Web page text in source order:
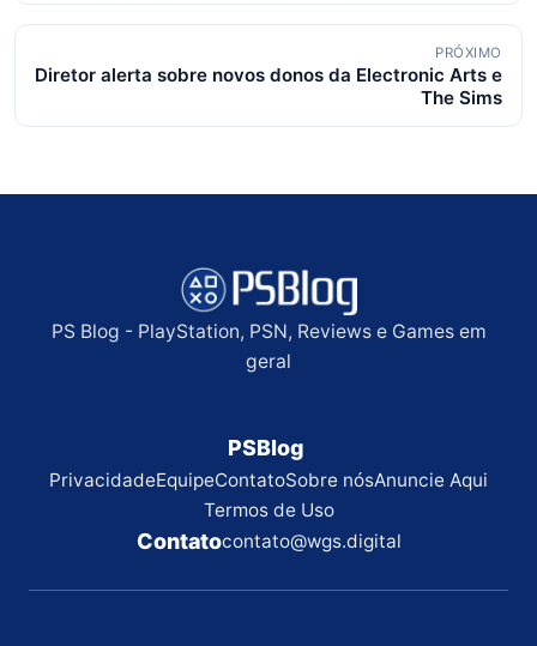
posts
PRÓXIMO
Diretor alerta sobre novos donos da Electronic Arts e
The Sims
PS Blog - PlayStation, PSN, Reviews e Games em
geral
PSBlog
PrivacidadeEquipeContatoSobre nósAnuncie Aqui
Termos de Uso
Contatocontato@wgs.digital